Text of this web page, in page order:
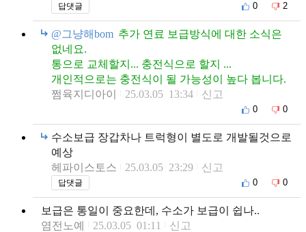
답댓글 0 2
@그냥해bom 추가 연료 보급방식에 대한 소식은
없네요.
통으로 교체할지... 충전식으로 할지 ...
개인적으로는 충전식이 될 가능성이 높다 봅니다.
쩜육지디아이
25.03.05 13:34 신고
0 0
수소보급 장갑차나 트럭형이 별도로 개발될것으로
예상
헤파이스토스
25.03.05 23:29 신고
답댓글 0 0
보급은 통일이 중요한데, 수소가 보급이 쉽나..
염전노예
25.03.05 01:11 신고